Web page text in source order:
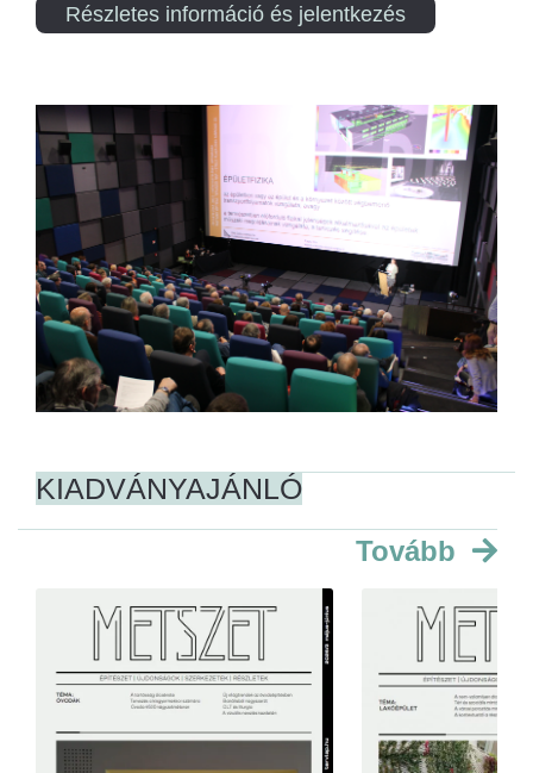
Részletes információ és jelentkezés
KIADVÁNYAJÁNLÓ
Tovább